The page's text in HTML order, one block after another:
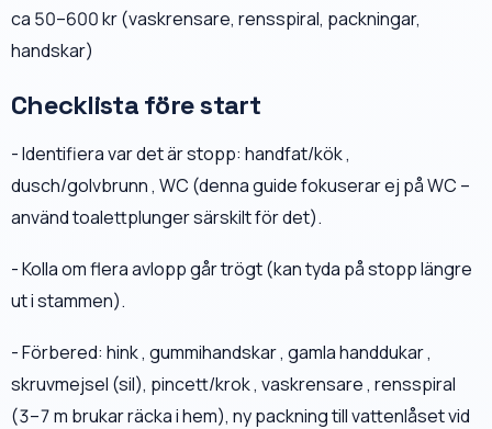
ca 50–600 kr (vaskrensare, rensspiral, packningar,
handskar)
Checklista före start
- Identifiera var det är stopp: handfat/kök ,
dusch/golvbrunn , WC (denna guide fokuserar ej på WC –
använd toalettplunger särskilt för det).
- Kolla om flera avlopp går trögt (kan tyda på stopp längre
ut i stammen).
- Förbered: hink , gummihandskar , gamla handdukar ,
skruvmejsel (sil), pincett/krok , vaskrensare , rensspiral
(3–7 m brukar räcka i hem), ny packning till vattenlåset vid